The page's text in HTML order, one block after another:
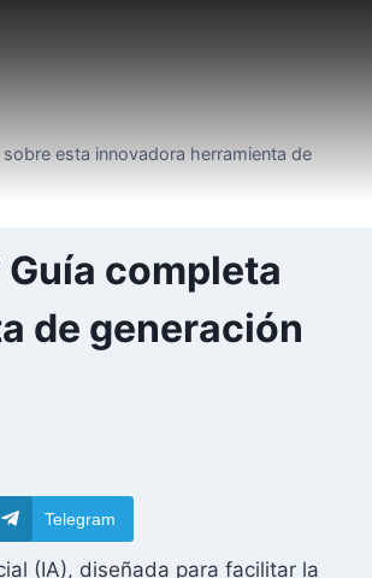
esta innovadora herramienta de
completa
de generación
Telegram
(IA), diseñada para facilitar la